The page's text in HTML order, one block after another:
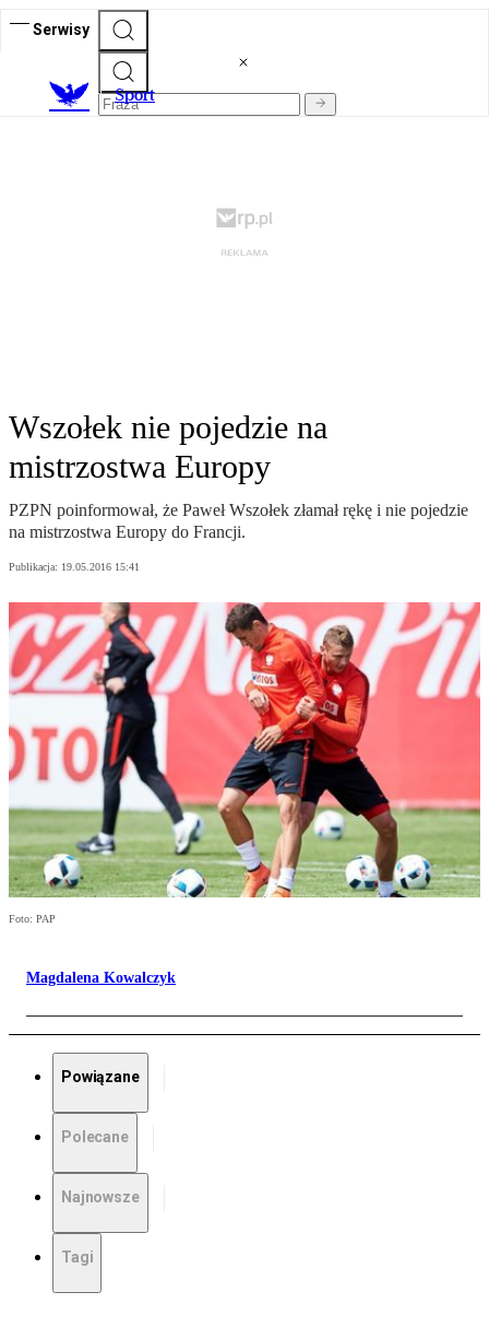
Serwisy
Sport
Wszołek nie pojedzie na
mistrzostwa Europy
PZPN poinformował, że Paweł Wszołek złamał rękę i nie pojedzie
na mistrzostwa Europy do Francji.
Publikacja: 19.05.2016 15:41
Foto: PAP
Magdalena Kowalczyk
Powiązane
Polecane
Najnowsze
Tagi